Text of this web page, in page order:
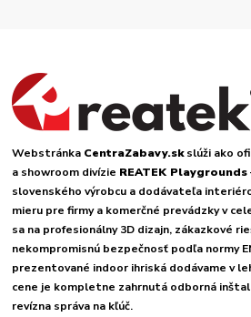
Webstránka CentraZabavy.skslúži ako
a showroom divízie REATEK Playgrounds
slovenského výrobcu a dodávateľa
mieru pre firmy a komerčné prevádzky v
sa na profesionálny 3D dizajn, zákazkové
nekompromisnú bezpečnosť podľa normy
prezentované indoor ihriská dodávame v
cene je kompletne zahrnutá odborná
revízna správa na kľúč.